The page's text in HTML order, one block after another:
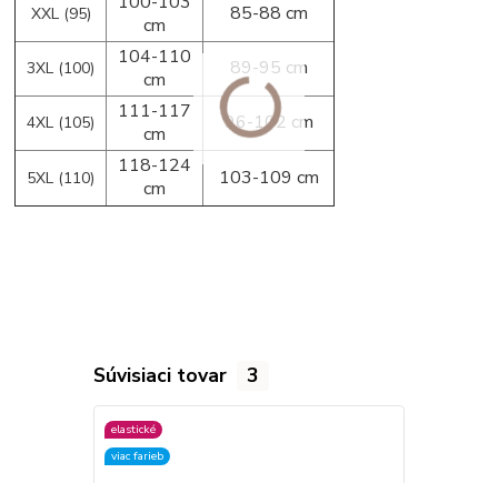
XXL (95)
cm
85-88 cm
3XL (100)
104-110
cm
89-95 cm
4XL (105)
111-117
cm
96-102 cm
5XL (110)
118-124
cm
103-109 cm
Súvisiaci tovar 3
elastické
viac farieb